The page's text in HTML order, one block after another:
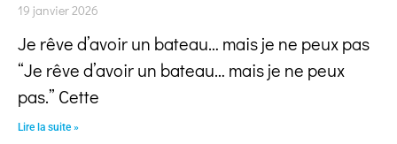
19 janvier 2026
Je rêve d’avoir un bateau… mais je ne peux pas
“Je rêve d’avoir un bateau… mais je ne peux
pas.” Cette
Lire la suite »